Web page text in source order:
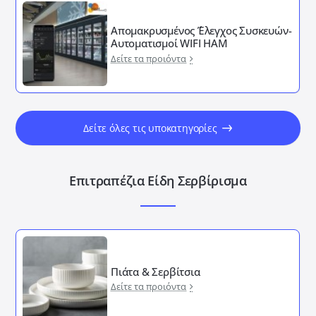
Απομακρυσμένος ΄Έλεγχος Συσκευών-
Αυτοματισμοί WIFI HAM
Δείτε τα προιόντα
Δείτε όλες τις υποκατηγορίες
Επιτραπέζια Είδη Σερβίρισμα
Πιάτα & Σερβίτσια
Δείτε τα προιόντα